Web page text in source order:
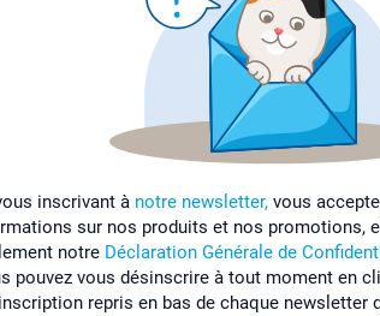
inscrivant à notre newsletter, vous
sur nos produits et nos promotions,
notre Déclaration Générale de
pouvez vous désinscrire à tout moment en
repris en bas de chaque newsletter